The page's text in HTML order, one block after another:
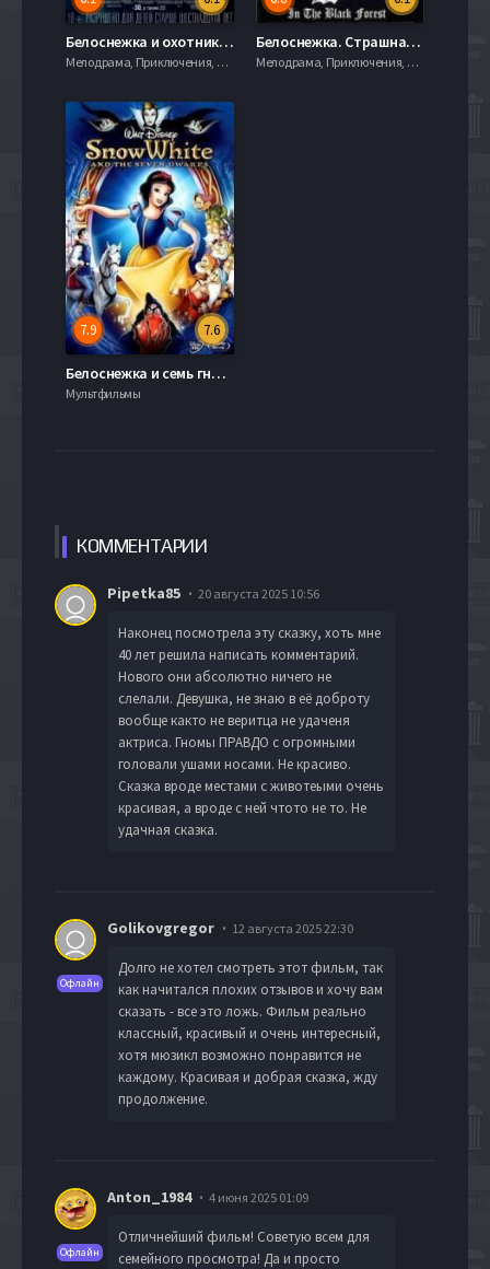
Белоснежка и охотник 2 (2016)
Мелодрама, Приключения, Семейный, Фэнтези, 720hd, , Слайдер
Белоснежка. Страшная сказка (1997)
Мелодрама, Приключения, Семейный, Фэнтези, 720hd, , Слайдер
7.6
7.9
Белоснежка и семь гномов (1937)
Мультфильмы
КОММЕНТАРИИ
Pipetka85 20 августа 2025 10:56
Наконец посмотрела эту сказку, хоть мне
40 лет решила написать комментарий.
Нового они абсолютно ничего не
слелали. Девушка, не знаю в её доброту
вообще както не веритца не удаченя
актриса. Гномы ПРАВДО с огромными
головали ушами носами. Не красиво.
Сказка вроде местами с животеыми очень
красивая, а вроде с ней чтото не то. Не
удачная сказка.
Офлайн
Golikovgregor 12 августа 2025 22:30
Долго не хотел смотреть этот фильм, так
как начитался плохих отзывов и хочу вам
сказать - все это ложь. Фильм реально
классный, красивый и очень интересный,
хотя мюзикл возможно понравится не
каждому. Красивая и добрая сказка, жду
продолжение.
Офлайн
Anton_1984 4 июня 2025 01:09
Отличнейший фильм! Советую всем для
семейного просмотра! Да и просто